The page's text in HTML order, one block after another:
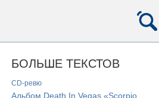
БОЛЬШЕ ТЕКСТОВ
CD-ревю
Альбом Death In Vegas «Scorpio